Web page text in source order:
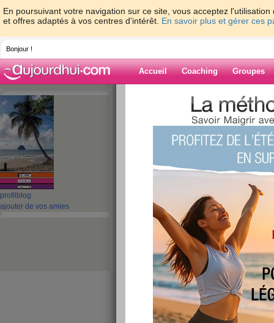
En poursuivant votre navigation sur ce site, vous acceptez
et offres adaptés à vos centres d'intérêt. En savoir plus et gérer ces
Bonjour !
Accueil Coaching Groupes
profil blog
ajouter de vos amies
>
> O3J23 :
TOTALLLEEEEEEEEEEE ! Planning futur
Blog de diddyz
O3J23 : Allez
Planning futur
publié le 08/06/2010 à 11:46
Salut les filles, je suis totalement
un petit planning dans le temps de
que je vise !!!
Du 7 juin au 20 juin :objectif 3
kilos doit être réalisé ! Donc